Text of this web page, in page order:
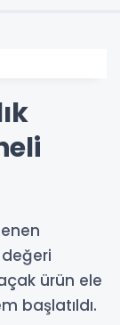
ürün ele
başlatıldı.